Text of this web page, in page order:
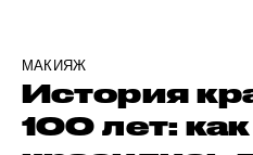
МАКИЯЖ
История
100 лет: